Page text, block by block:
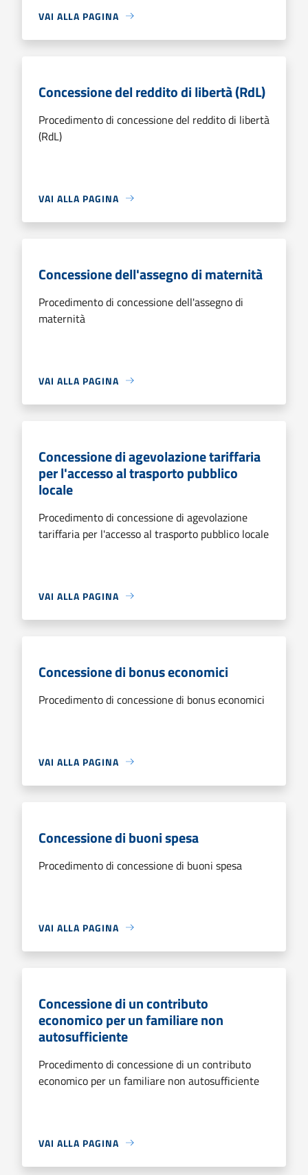
VAI ALLA PAGINA
Concessione del reddito di libertà (RdL)
Procedimento di concessione del reddito di libertà
(RdL)
VAI ALLA PAGINA
Concessione dell'assegno di maternità
Procedimento di concessione dell'assegno di
maternità
VAI ALLA PAGINA
Concessione di agevolazione tariffaria
per l'accesso al trasporto pubblico
locale
Procedimento di concessione di agevolazione
tariffaria per l'accesso al trasporto pubblico locale
VAI ALLA PAGINA
Concessione di bonus economici
Procedimento di concessione di bonus economici
VAI ALLA PAGINA
Concessione di buoni spesa
Procedimento di concessione di buoni spesa
VAI ALLA PAGINA
Concessione di un contributo
economico per un familiare non
autosufficiente
Procedimento di concessione di un contributo
economico per un familiare non autosufficiente
VAI ALLA PAGINA